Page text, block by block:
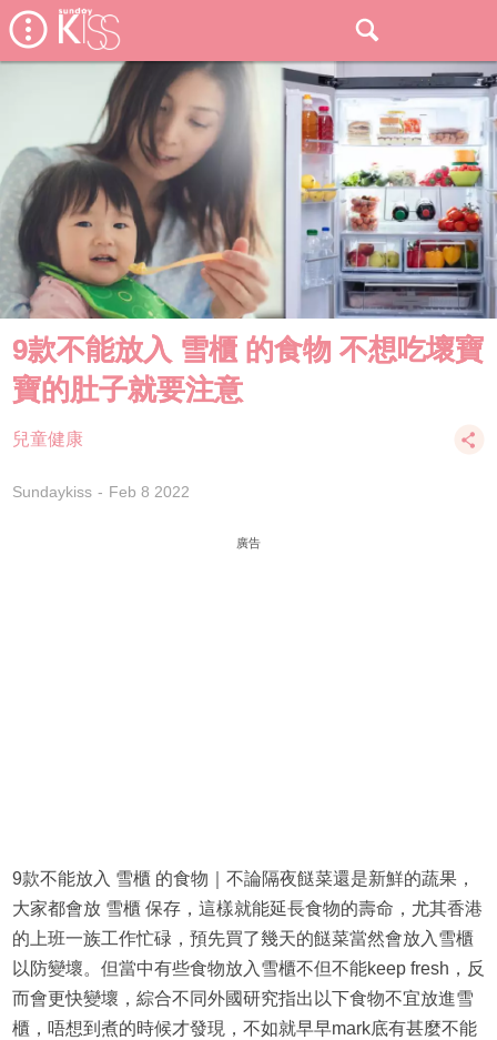
9款不能放入 雪櫃 的食物 不想吃壞寶
寶的肚子就要注意
兒童健康
Sundaykiss Feb 8 2022
廣告
9款不能放入 雪櫃 的食物｜不論隔夜餸菜還是新鮮的蔬果，
大家都會放 雪櫃 保存，這樣就能延長食物的壽命，尤其香港
的上班一族工作忙碌，預先買了幾天的餸菜當然會放入雪櫃
以防變壞。但當中有些食物放入雪櫃不但不能keep fresh，反
而會更快變壞，綜合不同外國研究指出以下食物不宜放進雪
櫃，唔想到煮的時候才發現，不如就早早mark底有甚麼不能